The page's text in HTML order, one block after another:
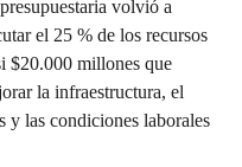
volvió a
el 25 % de los recursos
$20.000 millones que
la infraestructura, el
y las condiciones laborales